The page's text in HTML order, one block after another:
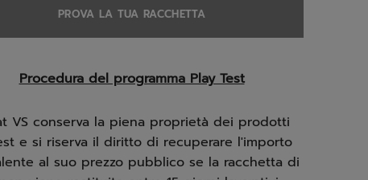
PROVA LA TUA RACCHETTA
Procedura del programma Play Test
VS conserva la piena proprietà dei prodotti
e si riserva il diritto di recuperare l'importo
al suo prezzo pubblico se la racchetta di